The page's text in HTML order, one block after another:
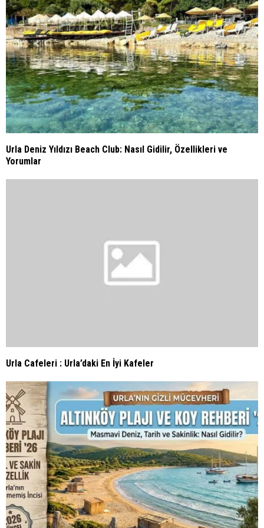
Urla Cafeleri : Urla’daki En İyi Kafeler
Urla Altınköy Plajı 2026: Nasıl Gidilir, Ücretli mi, Denizi Nasıl?
Torbalı Gezilecek Yerler